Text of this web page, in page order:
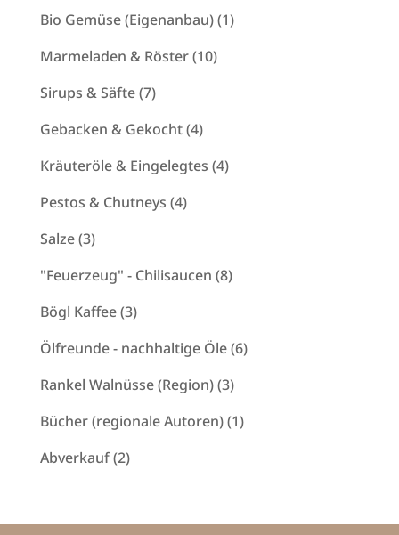
Produkte
Bio Gemüse (Eigenanbau) 11
Marmeladen & Röster 1010
Sirups & Säfte 77
Produkte
Gebacken & Gekocht 44
Produkte
Kräuteröle & Eingelegtes 44
Pestos & Chutneys 44
Salze 33
Produkte
"Feuerzeug" - Chilisaucen 88
Bögl Kaffee 33
Produkte
Ölfreunde - nachhaltige Öle 66
Rankel Walnüsse (Region) 33
Produkte
Bücher (regionale Autoren) 11
Abverkauf 22